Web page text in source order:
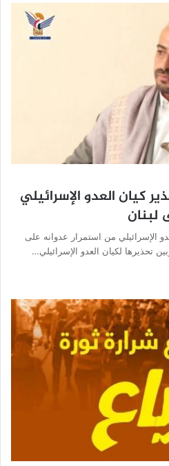
كيان العدو الإسرائيلي
لبنان
الإسرائيلي من استمرار عدوانه على
تحذيرها لكيان العدو الإسرائيلي…